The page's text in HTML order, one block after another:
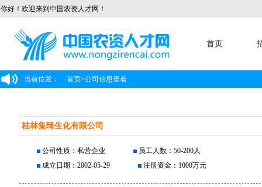
你好！欢迎来到中国农资人才网！
首页
当前位置： 首页>公司信息查看
桂林集琦生化有限公司
公司性质：私营企业
员工人数：50-200人
成立日期：2002-05-29
注册资金：1000万元